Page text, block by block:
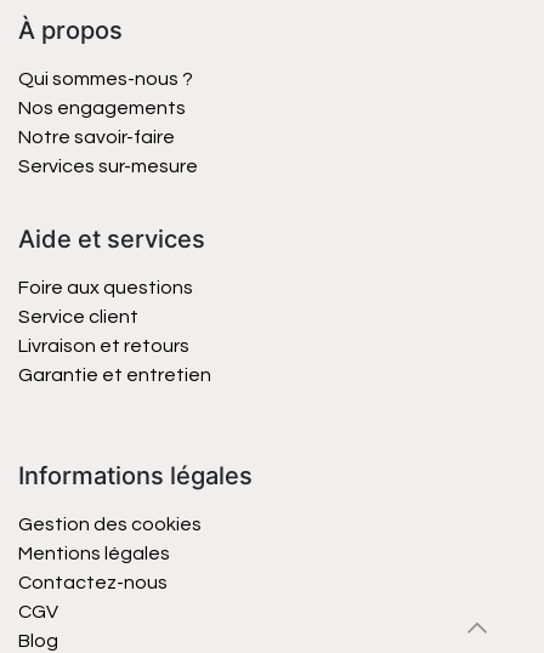
À propos
Qui sommes-nous ?
Nos engagements
Notre savoir-faire
Services sur-mesure
Aide et services
Foire aux questions
Service client
Livraison et retours
Garantie et entretien
Informations légales
Gestion des cookies
Mentions légales
Contactez-nous
CGV
Blog